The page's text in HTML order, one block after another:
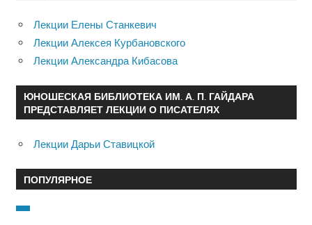
Лекции Елены Станкевич
Лекции Алексея Курбановского
Лекции Александра Кибасова
ЮНОШЕСКАЯ БИБЛИОТЕКА ИМ. А. П. ГАЙДАРА
ПРЕДСТАВЛЯЕТ ЛЕКЦИИ О ПИСАТЕЛЯХ
Лекции Дарьи Ставицкой
ПОПУЛЯРНОЕ